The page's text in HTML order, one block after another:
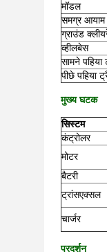
मॉडल
समग्र
ग्राउंड
व्हीलबेस
सामने पहिया
पीछे पहिया
मुख्य घटक
सिस्टम
कंट्रोलर
मोटर
बैटरी
ट्रांसएक्सल
चार्जर
प्रदर्शन